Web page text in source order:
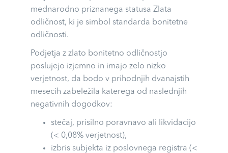
mednarodno priznanega statusa Zlata
odličnost, ki je simbol standarda bonitetne
odličnosti.
Podjetja z zlato bonitetno odličnostjo
poslujejo izjemno in imajo zelo nizko
verjetnost, da bodo v prihodnjih dvanajstih
mesecih zabeležila katerega od naslednjih
negativnih dogodkov:
stečaj, prisilno poravnavo ali likvidacijo
(< 0,08% verjetnost),
izbris subjekta iz poslovnega registra (<